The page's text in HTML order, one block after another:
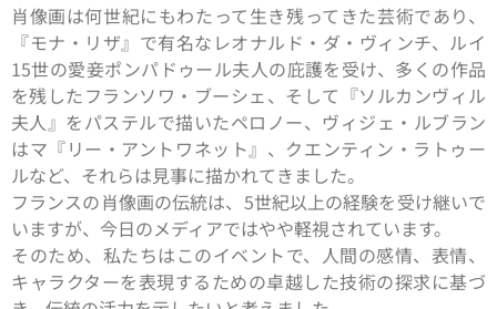
肖像画は何世紀にもわたって生き残ってきた芸術であり、
『モナ・リザ』で有名なレオナルド・ダ・ヴィンチ、ルイ
15世の愛妾ポンパドゥール夫人の庇護を受け、多くの作品
を残したフランソワ・ブーシェ、そして『ソルカンヴィル
夫人』をパステルで描いたペロノー、ヴィジェ・ルブラン
はマ『リー・アントワネット』、クエンティン・ラトゥー
ルなど、それらは見事に描かれてきました。
フランスの肖像画の伝統は、5世紀以上の経験を受け継いで
いますが、今日のメディアではやや軽視されています。
そのため、私たちはこのイベントで、人間の感情、表情、
キャラクターを表現するための卓越した技術の探求に基づ